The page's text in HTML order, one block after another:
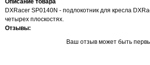
Описание товара
DXRacer SP0140N - подлокотник для кресла
четырех плоскостях.
Отзывы:
Ваш отзыв может быть